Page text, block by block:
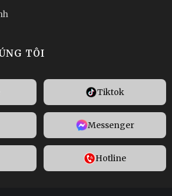
TÔI
Tiktok
Messenger
Hotline